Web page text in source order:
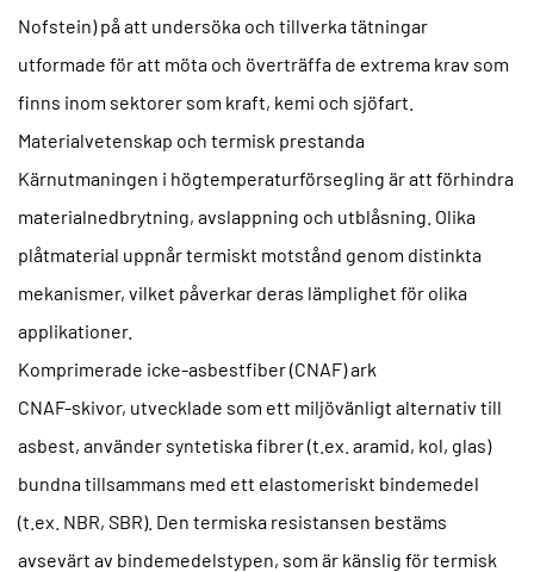
Nofstein) på att undersöka och tillverka tätningar
utformade för att möta och överträffa de extrema krav som
finns inom sektorer som kraft, kemi och sjöfart.
Materialvetenskap och termisk prestanda
Kärnutmaningen i högtemperaturförsegling är att förhindra
materialnedbrytning, avslappning och utblåsning. Olika
plåtmaterial uppnår termiskt motstånd genom distinkta
mekanismer, vilket påverkar deras lämplighet för olika
applikationer.
Komprimerade icke-asbestfiber (CNAF) ark
CNAF-skivor, utvecklade som ett miljövänligt alternativ till
asbest, använder syntetiska fibrer (t.ex. aramid, kol, glas)
bundna tillsammans med ett elastomeriskt bindemedel
(t.ex. NBR, SBR). Den termiska resistansen bestäms
avsevärt av bindemedelstypen, som är känslig för termisk